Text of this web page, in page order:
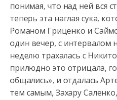
понимая, что над ней вся
теперь эта наглая сука,
Романом Гриценко и
один вечер, с интервалом
неделю трахалась с
прилюдно это отрицала,
общались», и отдалась
тем самым, Захару